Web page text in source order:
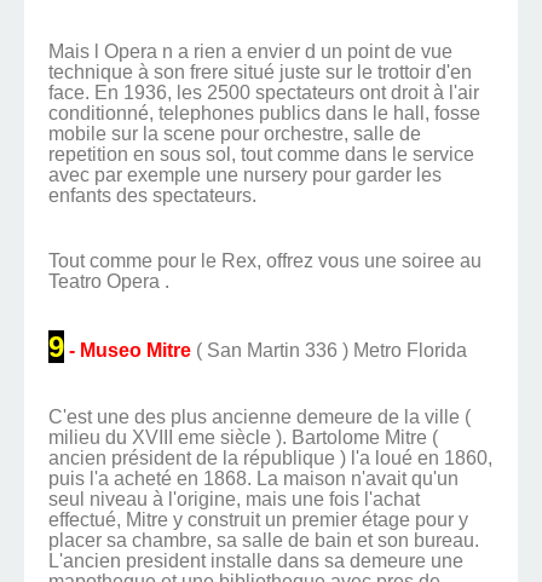
Mais l Opera n a rien a envier d un point de vue
technique à son frere situé juste sur le trottoir d'en
face. En 1936, les 2500 spectateurs ont droit à l'air
conditionné, telephones publics dans le hall, fosse
mobile sur la scene pour orchestre, salle de
repetition en sous sol, tout comme dans le service
avec par exemple une nursery pour garder les
enfants des spectateurs.
Tout comme pour le Rex, offrez vous une soiree au
Teatro Opera .
9 - Museo Mitre ( San Martin 336 ) Metro Florida
C'est une des plus ancienne demeure de la ville (
milieu du XVIII eme siècle ). Bartolome Mitre (
ancien président de la république ) l'a loué en 1860,
puis l'a acheté en 1868. La maison n'avait qu'un
seul niveau à l'origine, mais une fois l'achat
effectué, Mitre y construit un premier étage pour y
placer sa chambre, sa salle de bain et son bureau.
L'ancien president installe dans sa demeure une